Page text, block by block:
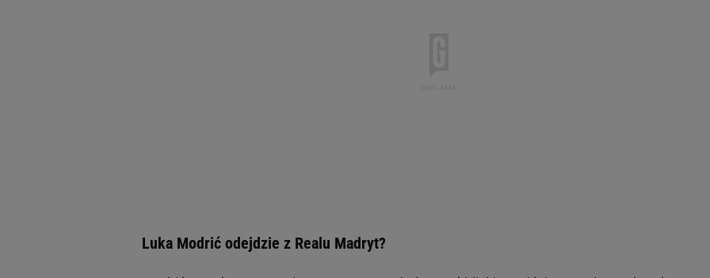
Luka Modrić odejdzie z Realu Madryt?